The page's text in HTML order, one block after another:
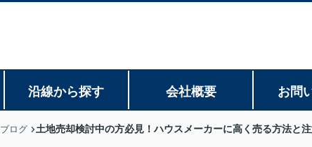
沿線から探す 会社概要 お問
ブログ 土地売却検討中の方必見！ハウスメーカーに高く売る方法と